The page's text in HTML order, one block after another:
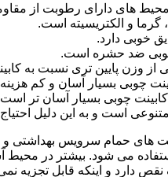
های دارای رطوبت از
و الکتریسیته است.
خوبی دارد.
ضد حشره است.
از وزن پایین تری نسبت به
چوبی بسیار آسان و کم
چوبی بسیار آسان تر
است و به این دلیل
های حمام سرویس
می شود. بیشتر در
نقص دارد و اینکه قابل